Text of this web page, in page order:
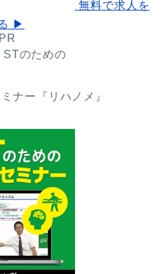
無料で求人を
▶
PR
STのための
ナー『リハノメ』